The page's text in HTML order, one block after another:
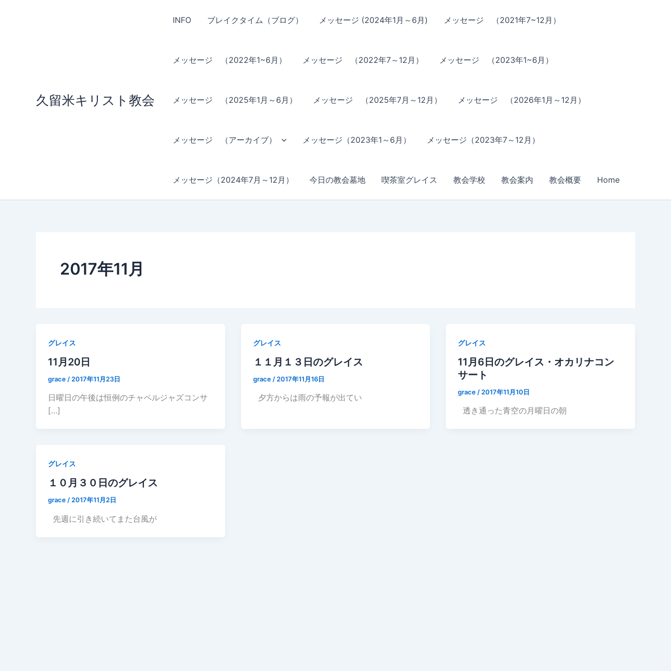
久留米キリスト教会
INFO ブレイクタイム（ブログ） メッセージ (2024年1月～6月) メッセージ （2021年7~12月）
メッセージ （2022年1~6月） メッセージ （2022年7～12月） メッセージ （2023年1~6月）
メッセージ （2025年1月～6月） メッセージ （2025年7月～12月） メッセージ （2026年1月～12月）
メッセージ （アーカイブ） メッセージ（2023年1～6月） メッセージ（2023年7～12月）
メッセージ（2024年7月～12月） 今日の教会墓地 喫茶室グレイス 教会学校 教会案内 教会概要 Home
2017年11月
グレイス
11月20日
grace / 2017年11月23日
日曜日の午後は恒例のチャペルジャズコンサ
[…]
グレイス
１１月１３日のグレイス
grace / 2017年11月16日
夕方からは雨の予報が出てい
グレイス
11月6日のグレイス・オカリナコン
サート
grace / 2017年11月10日
透き通った青空の月曜日の朝
グレイス
１０月３０日のグレイス
grace / 2017年11月2日
先週に引き続いてまた台風が